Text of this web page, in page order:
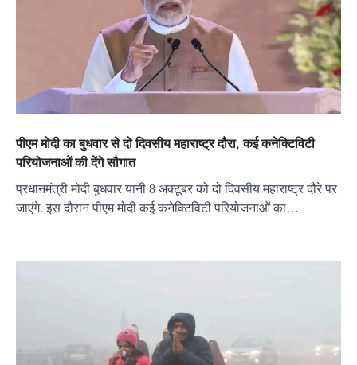
पीएम मोदी का बुधवार से दो दिवसीय महाराष्ट्र दौरा, कई कनेक्टिविटी
परियोजनाओं की देंगे सौगात
प्रधानमंत्री मोदी बुधवार यानी 8 अक्टूबर को दो दिवसीय महाराष्ट्र दौरे पर
जाएंगे. इस दौरान पीएम मोदी कई कनेक्टिविटी परियोजनाओं का…